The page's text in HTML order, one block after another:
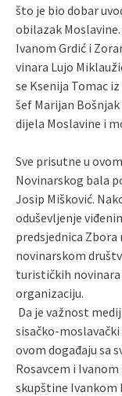
što je bio dobar
obilazak
Ivanom Grdić i
vinara Lujo
se Ksenija Tomac
šef Marijan
dijela Moslavine i
Sve prisutne u
Novinarskog bala
Josip Mišković.
oduševljenje
predsjednica
novinarskom
turističkih
organizaciju.
Da je važnost
sisačko-
ovom događaju sa
Rosavcem i
skupštine Ivankom